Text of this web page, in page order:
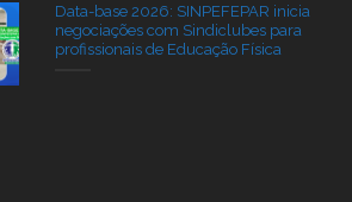
Data-base 2026: SINPEFEPAR inicia
negociações com Sindiclubes para
profissionais de Educação Física